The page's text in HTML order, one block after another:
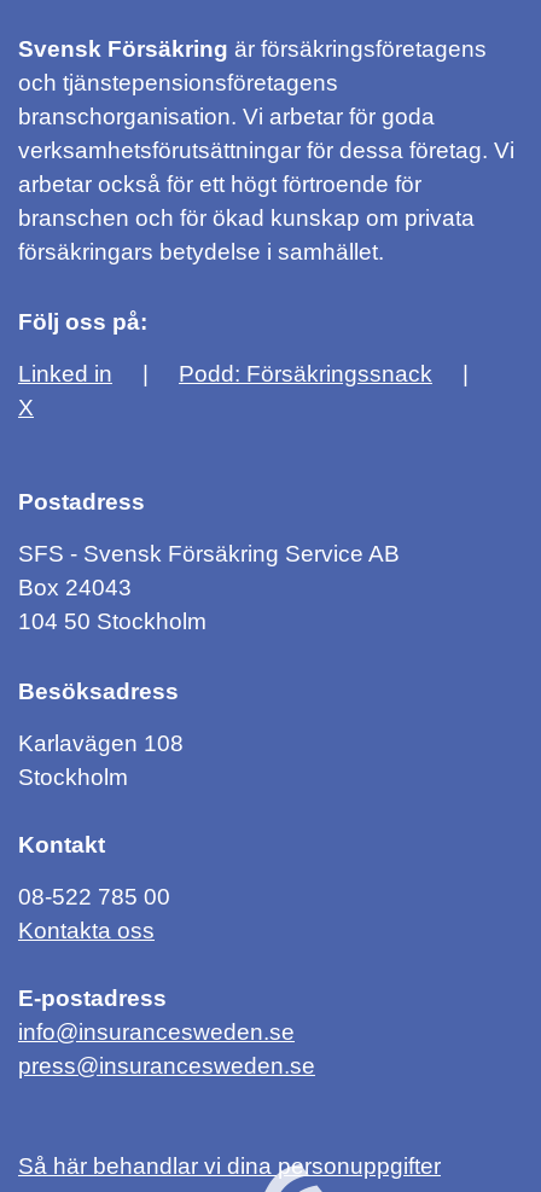
Svensk Försäkring är försäkringsföretagens
och tjänstepensionsföretagens
branschorganisation. Vi arbetar för goda
verksamhetsförutsättningar för dessa företag. Vi
arbetar också för ett högt förtroende för
branschen och för ökad kunskap om privata
försäkringars betydelse i samhället.
Följ oss på:
Linked in
Podd: Försäkringssnack
X
Postadress
SFS - Svensk Försäkring Service AB
Box 24043
104 50 Stockholm
Besöksadress
Karlavägen 108
Stockholm
Kontakt
08-522 785 00
Kontakta oss
E-postadress
info@insurancesweden.se
press@insurancesweden.se
Så här behandlar vi dina personuppgifter